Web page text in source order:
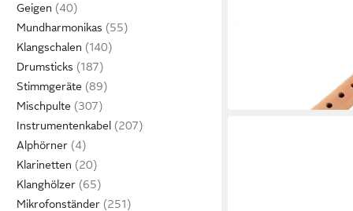
Geigen
Mundharmonikas
Klangschalen
Drumsticks
Stimmgeräte
Mischpulte
Instrumentenkabel
Alphörner
Klarinetten
Klanghölzer
Mikrofonständer
Saxophon X-20
SET inkl. 2 x
in 3-4 Werktagen bei dir